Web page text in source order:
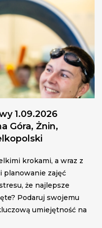
1.09.2026
Góra, Żnin,
krokami, a wraz z
planowanie zajęć
że najlepsze
Podaruj swojemu
umiejętność na